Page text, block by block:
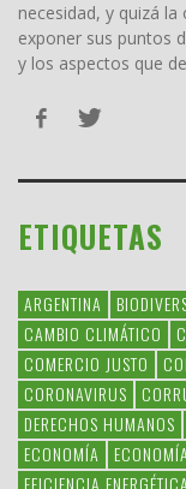
necesidad, y quizá
exponer sus puntos
y los aspectos que
ETIQUETAS
ARGENTINA
CAMBIO CLIMÁTICO
COMERCIO JUSTO
CORONAVIRUS
DERECHOS HUMANOS
ECONOMÍA
EFICIENCIA ENERGÉTICA